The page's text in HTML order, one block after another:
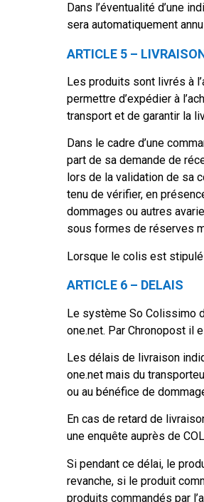
Dans l’éventualité d’une
sera automatiquement
ARTICLE 5 –
Les produits sont livrés à
permettre d’expédier à
transport et de garantir la
Dans le cadre d’une
part de sa demande de
lors de la validation de sa
tenu de vérifier, en
dommages ou autres
sous formes de réserves
Lorsque le colis est
ARTICLE 6 – DELAIS
Le système So Colissimo
one.net. Par Chronopost il
Les délais de livraison
one.net mais du
ou au bénéfice de
En cas de retard de
une enquête auprès de
Si pendant ce délai, le
revanche, si le produit
produits commandés par